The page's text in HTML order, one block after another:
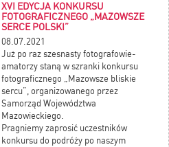
wsi. To właśnie w oparciu o dane
przekazywane w spisie będą
podejmowane decyzje dotyczące
przyszłości i rozwoju Twojej
miejscowości, mające w konsekwencji
wpływ m.in. na jakość Twojego życia.
Dlatego spis jest tak ważny i należy
wziąć w nim udział!
XVI EDYCJA KONKURSU
FOTOGRAFICZNEGO „MAZOWSZE
SERCE POLSKI”
08.07.2021
Już po raz szesnasty fotografowie-
amatorzy staną w szranki konkursu
fotograficznego „Mazowsze bliskie
sercu”, organizowanego przez
Samorząd Województwa
Mazowieckiego.
Pragniemy zaprosić uczestników
konkursu do podróży po naszym